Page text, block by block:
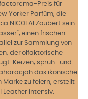
Preis für
Yorker Parfüm, die
NICOLAÏ Zaubert sein
einen frischen
zur Sammlung von
der olfaktorische
Kerzen, sprüh- und
das ikonische
Marke zu feiern, erstellt
Leather intensiv.